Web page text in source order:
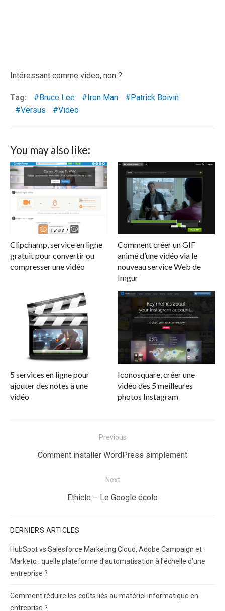
Intéressant comme video, non ?
Tag: Bruce Lee Iron Man
Patrick Boivin
Versus
Video
You may also like:
Clipchamp, service en ligne
gratuit pour convertir ou
compresser une vidéo
Comment créer un GIF
animé d’une vidéo via le
nouveau service Web de
Imgur
5 services en ligne pour
ajouter des notes à une
vidéo
Iconosquare, créer une
vidéo des 5 meilleures
photos Instagram
Previous
Previous
Comment installer WordPress simplement
Next
Next
Ethicle – Le Google écolo
DERNIERS ARTICLES
HubSpot vs Salesforce Marketing Cloud, Adobe Campaign et
Marketo : quelle plateforme d’automatisation à l’échelle d’une
entreprise ?
Comment réduire les coûts liés au matériel informatique en
entreprise ?